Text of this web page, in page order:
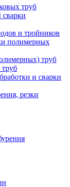
труб
и тройников
полимерных
труб
и сварки
резки